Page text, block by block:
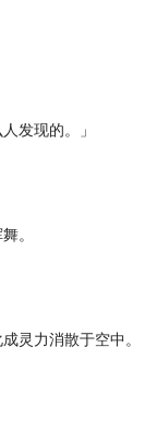
发现的。」
。
灵力消散于空中。